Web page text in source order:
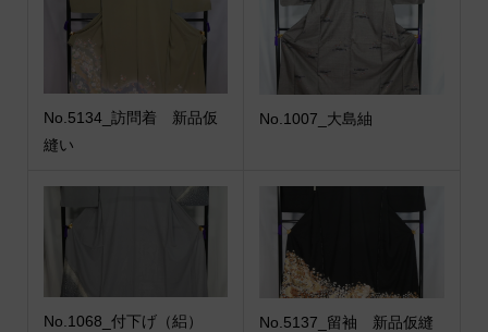
No.5134_訪問着 新品仮
縫い
No.1007_大島紬
No.1068_付下げ（絽）
No.5137_留袖 新品仮縫